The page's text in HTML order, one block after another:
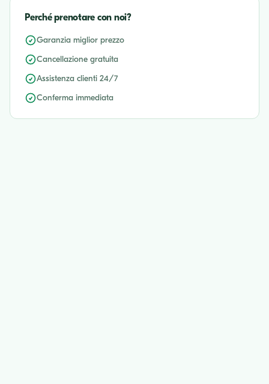
Perché prenotare con noi?
Garanzia miglior prezzo
Cancellazione gratuita
Assistenza clienti 24/7
Conferma immediata